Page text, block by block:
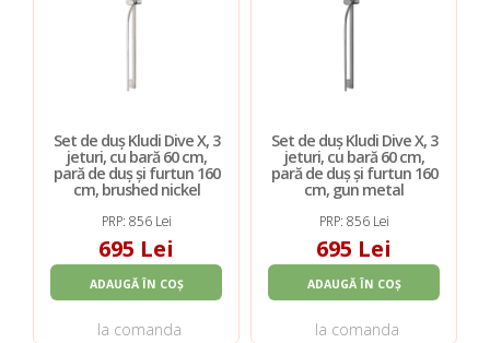
Set de duș Kludi Dive X, 3
jeturi, cu bară 60 cm,
pară de duș și furtun 160
cm, brushed nickel
PRP: 856 Lei
695 Lei
ADAUGĂ ÎN COȘ
la comanda
Set de duș Kludi Dive X, 3
jeturi, cu bară 60 cm,
pară de duș și furtun 160
cm, gun metal
PRP: 856 Lei
695 Lei
ADAUGĂ ÎN COȘ
la comanda